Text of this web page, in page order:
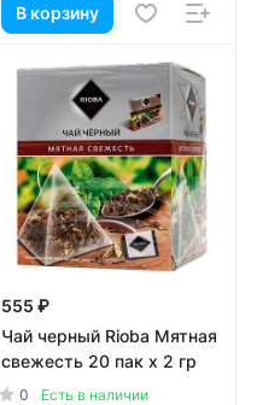
В корзину
555 ₽
Чай черный Rioba Мятная
свежесть 20 пак х 2 гр
0
Есть в наличии